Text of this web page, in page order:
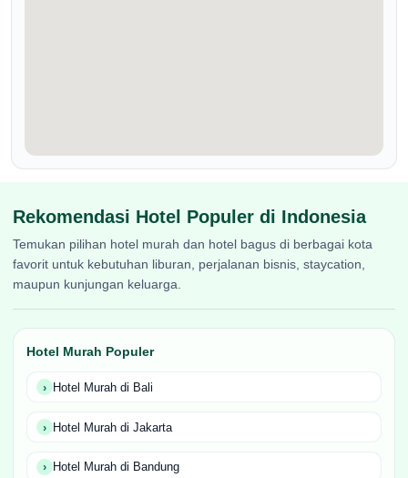
Rekomendasi Hotel Populer di Indonesia
Temukan pilihan hotel murah dan hotel bagus di berbagai kota
favorit untuk kebutuhan liburan, perjalanan bisnis, staycation,
maupun kunjungan keluarga.
Hotel Murah Populer
Hotel Murah di Bali
Hotel Murah di Jakarta
Hotel Murah di Bandung